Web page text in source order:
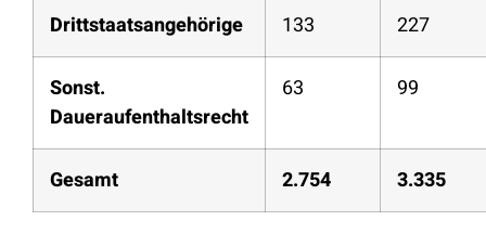
Drittstaatsangehörige 133 227
Sonst.
Daueraufenthaltsrecht
63 99
Gesamt 2.754 3.335